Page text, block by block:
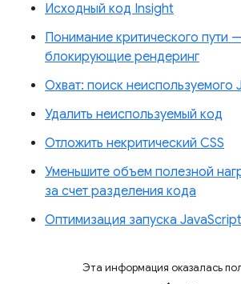
Исходный код Insight
Понимание критического пути
блокирующие рендеринг
Охват: поиск неиспользуемого
Удалить неиспользуемый код
Отложить некритический CSS
Уменьшите объем полезной
за счет разделения кода
Оптимизация запуска JavaScript
Эта информация оказалась